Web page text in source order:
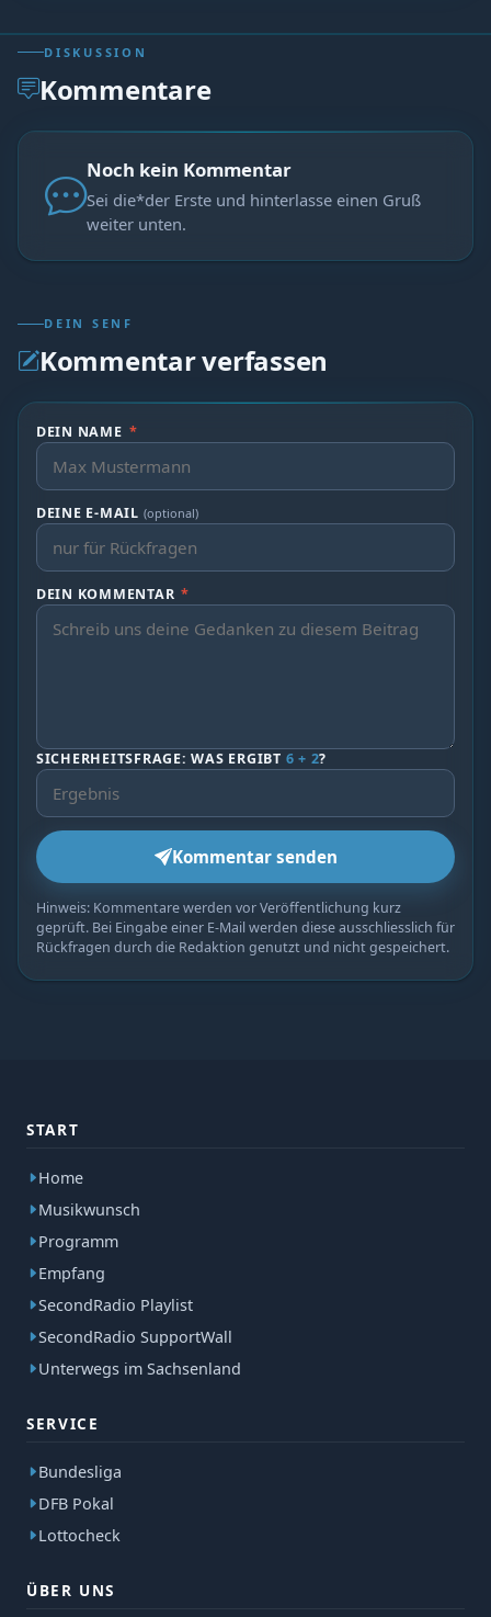
DISKUSSION
Kommentare
Noch kein Kommentar
Sei die*der Erste und hinterlasse einen Gruß
weiter unten.
DEIN SENF
Kommentar verfassen
DEIN NAME *
DEINE E-MAIL (optional)
DEIN KOMMENTAR *
SICHERHEITSFRAGE: WAS ERGIBT 6 + 2?
Kommentar senden
Hinweis: Kommentare werden vor Veröffentlichung kurz
geprüft. Bei Eingabe einer E-Mail werden diese ausschliesslich für
Rückfragen durch die Redaktion genutzt und nicht gespeichert.
START
Home
Musikwunsch
Programm
Empfang
SecondRadio Playlist
SecondRadio SupportWall
Unterwegs im Sachsenland
SERVICE
Bundesliga
DFB Pokal
Lottocheck
ÜBER UNS